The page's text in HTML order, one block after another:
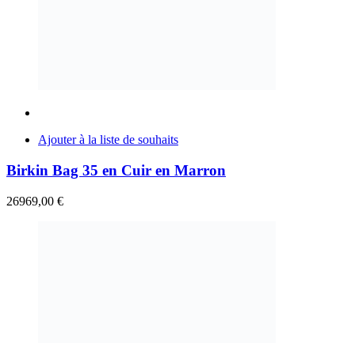
Ajouter à la liste de souhaits
Birkin Bag 35 en Cuir en Marron
26969,00 €